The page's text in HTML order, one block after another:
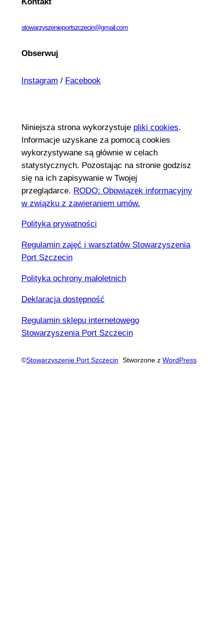
stowarzyszenieportszczecin@gmail.com
Obserwuj
Instagram / Facebook
Niniejsza strona wykorzystuje pliki cookies.
Informacje uzyskane za pomocą cookies
wykorzystywane są głównie w celach
statystycznych. Pozostając na stronie godzisz
się na ich zapisywanie w Twojej
przeglądarce. RODO: Obowiązek informacyjny
w związku z zawieraniem umów.
Polityka prywatności
Regulamin zajęć i warsztatów Stowarzyszenia
Port Szczecin
Polityka ochrony małoletnich
Deklaracja dostępność
Regulamin sklepu internetowego
Stowarzyszenia Port Szczecin
©Stowarzyszenie Port Szczecin Stworzone zWordPress